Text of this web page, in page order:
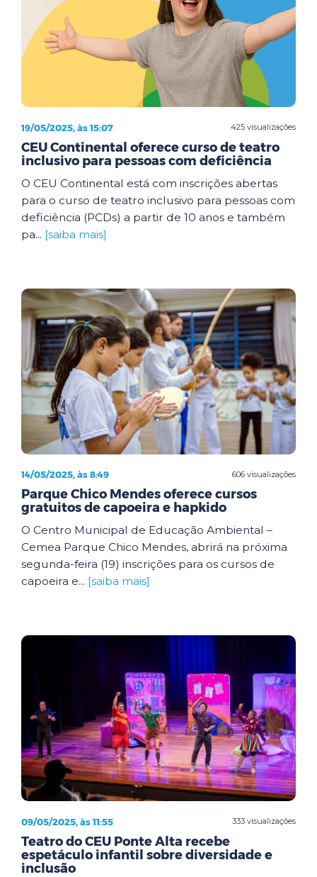
425 visualizações
19/05/2025, às 15:07
CEU Continental oferece curso de teatro
inclusivo para pessoas com deficiência
O CEU Continental está com inscrições abertas
para o curso de teatro inclusivo para pessoas com
deficiência (PCDs) a partir de 10 anos e também
pa... [saiba mais]
606 visualizações
14/05/2025, às 8:49
Parque Chico Mendes oferece cursos
gratuitos de capoeira e hapkido
O Centro Municipal de Educação Ambiental –
Cemea Parque Chico Mendes, abrirá na próxima
segunda-feira (19) inscrições para os cursos de
capoeira e... [saiba mais]
333 visualizações
09/05/2025, às 11:55
Teatro do CEU Ponte Alta recebe
espetáculo infantil sobre diversidade e
inclusão